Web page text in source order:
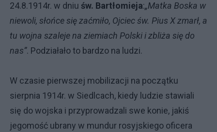
24.8.1914r. w dniu św. Bartłomieja:„Matka Boska w
niewoli, słońce się zaćmiło, Ojciec św. Pius X zmarł, a
tu wojna szaleje na ziemiach Polski i zbliża się do
nas”. Podziałało to bardzo na ludzi.
W czasie pierwszej mobilizacji na początku
sierpnia 1914r. w Siedlcach, kiedy ludzie stawiali
się do wojska i przyprowadzali swe konie, jakiś
jegomość ubrany w mundur rosyjskiego oficera